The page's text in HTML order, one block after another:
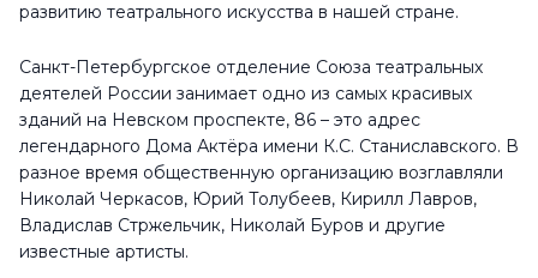
развитию театрального искусства в нашей стране.
Санкт-Петербургское отделение Союза театральных
деятелей России занимает одно из самых красивых
зданий на Невском проспекте, 86 – это адрес
легендарного Дома Актёра имени К.С. Станиславского. В
разное время общественную организацию возглавляли
Николай Черкасов, Юрий Толубеев, Кирилл Лавров,
Владислав Стржельчик, Николай Буров и другие
известные артисты.